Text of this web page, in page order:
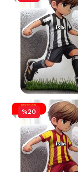
%20